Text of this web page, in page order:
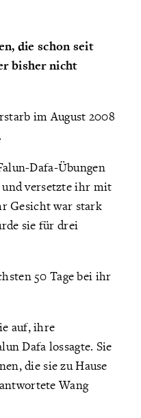
die schon seit
bisher nicht
im August 2008
Dafa-Übungen
versetzte ihr mit
Gesicht war stark
sie für drei
50 Tage bei ihr
auf, ihre
Dafa lossagte. Sie
die sie zu Hause
Wang